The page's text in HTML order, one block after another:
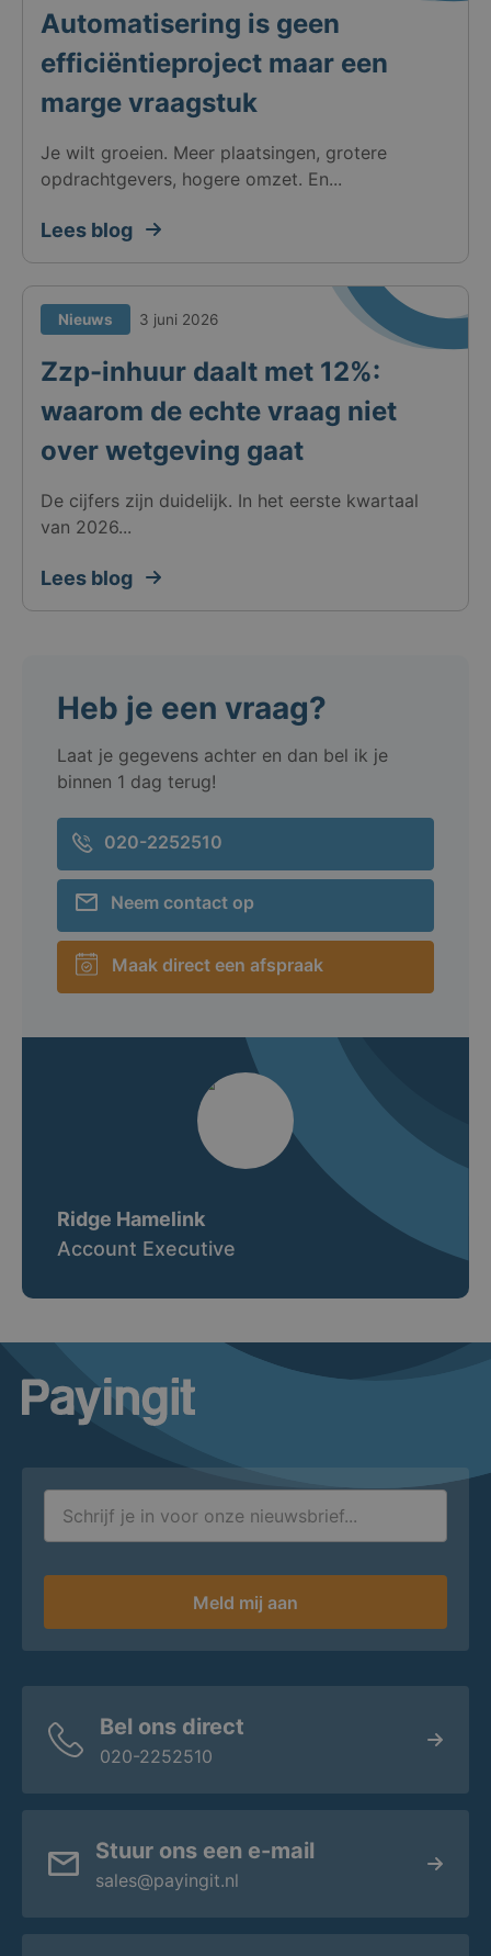
Automatisering is geen
efficiëntieproject maar een
marge vraagstuk
Je wilt groeien. Meer plaatsingen, grotere
opdrachtgevers, hogere omzet. En...
Lees blog
Nieuws 3 juni 2026
Zzp-inhuur daalt met 12%:
waarom de echte vraag niet
over wetgeving gaat
De cijfers zijn duidelijk. In het eerste kwartaal
van 2026...
Lees blog
Heb je een vraag?
Laat je gegevens achter en dan bel ik je
binnen 1 dag terug!
020-2252510
Neem contact op
Maak direct een afspraak
Ridge Hamelink
Account Executive
Logo Payingit
Meld mij aan
Bel ons direct
020-2252510
Stuur ons een e-mail
sales@payingit.nl